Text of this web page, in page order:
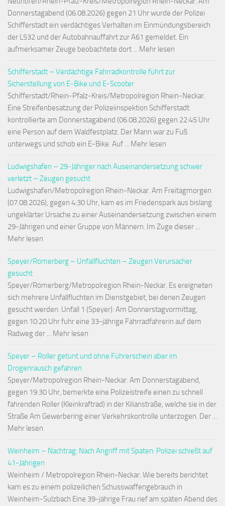
Donnerstagabend (06.08.2026) gegen 21 Uhr wurde der Polizei
Schifferstadt ein verdächtiges Verhalten im Einmündungsbereich
der L532 und der Autobahnauffahrt zur A61 gemeldet. Ein
aufmerksamer Zeuge beobachtete dort ... Mehr lesen
Schifferstadt – Verdächtige Fahrradkontrolle führt zur
Sicherstellung von E-Bike und E-Scooter
Schifferstadt/Rhein-Pfalz-Kreis/Metropolregion Rhein-Neckar.
Eine Streifenbesatzung der Polizeiinspektion Schifferstadt
kontrollierte am Donnerstagabend (06.08.2026) gegen 22:45 Uhr
eine Person auf dem Waldfestplatz. Der Mann war zu Fuß
unterwegs und schob ein E-Bike. Auf ... Mehr lesen
Ludwigshafen – 29-Jähriger nach Auseinandersetzung schwer
verletzt – Zeugen gesucht
Ludwigshafen/Metropolregion Rhein-Neckar. Am Freitagmorgen
(07.08.2026), gegen 4:30 Uhr, kam es im Friedenspark aus bislang
ungeklärter Ursache zu einer Auseinandersetzung zwischen einem
29-Jährigen und einer Gruppe von Männern. Im Zuge dieser ...
Mehr lesen
Speyer/Römerberg – Unfallfluchten – Zeugen Verursacher
gesucht
Speyer/Römerberg/Metropolregion Rhein-Neckar. Es ereigneten
sich mehrere Unfallfluchten im Dienstgebiet, bei denen Zeugen
gesucht werden. Unfall 1 (Speyer): Am Donnerstagvormittag,
gegen 10:20 Uhr fuhr eine 33-jährige Fahrradfahrerin auf dem
Radweg der ... Mehr lesen
Speyer – Roller getunt und ohne Führerschein aber im
Drogenrausch gefahren
Speyer/Metropolregion Rhein-Neckar. Am Donnerstagabend,
gegen 19:30 Uhr, bemerkte eine Polizeistreife einen zu schnell
fahrenden Roller (Kleinkraftrad) in der Kilianstraße, welche sie in der
Straße Am Gewerbering einer Verkehrskontrolle unterzogen. Der ...
Mehr lesen
Weinheim – Nachtrag: Nach Angriff mit Spaten: Polizei schießt auf
41-Jährigen
Weinheim / Metropolregion Rhein-Neckar. Wie bereits berichtet
kam es zu einem polizeilichen Schusswaffengebrauch in
Weinheim-Sulzbach Eine 39-jährige Frau rief am späten Abend des